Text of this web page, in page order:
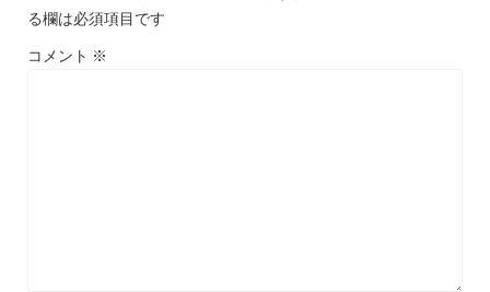
る欄は必須項目です
コメント ※